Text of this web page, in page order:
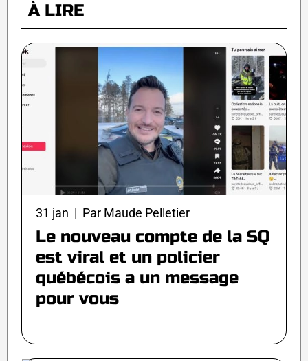
À LIRE
31 jan | Par Maude Pelletier
Le nouveau compte de la SQ
est viral et un policier
québécois a un message
pour vous